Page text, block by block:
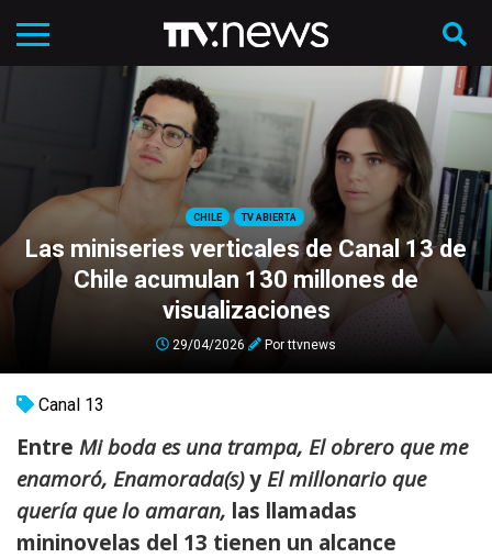
CHILE TV ABIERTA
Las miniseries verticales de Canal 13 de
Chile acumulan 130 millones de
visualizaciones
29/04/2026 Porttvnews
Canal 13
Entre Mi boda es una trampa, El obrero que me
enamoró, Enamorada(s)yEl millonario que
quería que lo amaran, las llamadas
mininovelas del 13 tienen un alcance